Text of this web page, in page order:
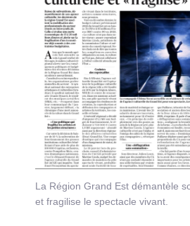
La Région Grand Est démantèle
et fragilise le spectacle vivant.